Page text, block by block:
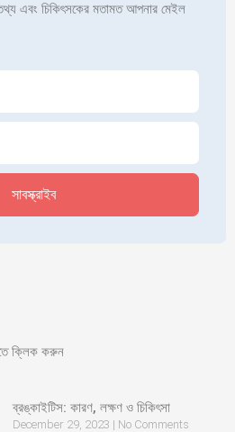
তথ্য এবং চিকিৎসকের মতামত আপনার মেইল
সাবস্ক্রাইব
ক্লিক করুন
ব্রঙ্কাইটিস: কারণ, লক্ষণ ও চিকিৎসা
December 29, 2023 No Comments